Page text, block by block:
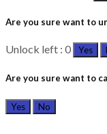
Are you sure want to
Unlock left : 0 Yes
Are you sure want to
Yes No